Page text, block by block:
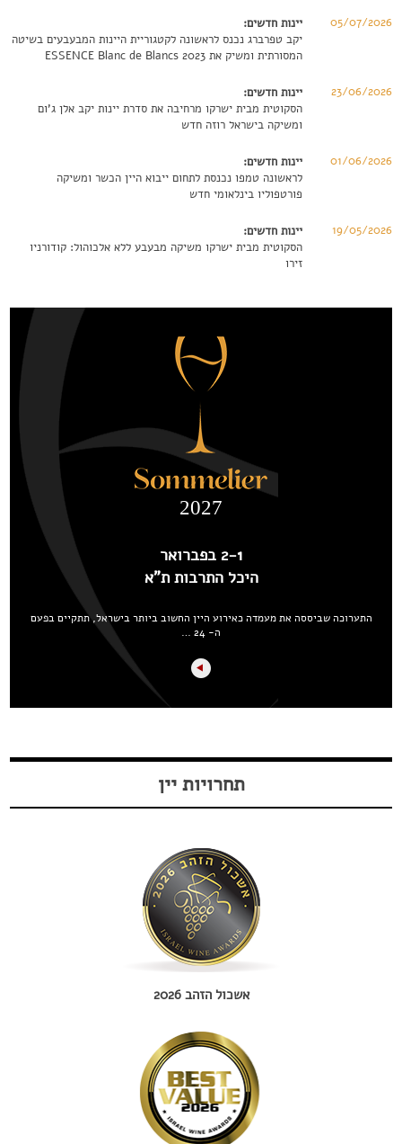
05/07/2026
יינות חדשים:
יקב טפרברג נכנס לראשונה לקטגוריית היינות המבעבעים בשיטה
המסורתית ומשיק את ESSENCE Blanc de Blancs 2023
23/06/2026
יינות חדשים:
הסקוטית מבית ישרקו מרחיבה את סדרת יינות יקב אלן ג'ום
ומשיקה בישראל רוזה חדש
01/06/2026
יינות חדשים:
לראשונה טמפו נכנסת לתחום ייבוא היין הכשר ומשיקה
פורטפוליו בינלאומי חדש
19/05/2026
יינות חדשים:
הסקוטית מבית ישרקו משיקה מבעבע ללא אלכוהול: קודורניו
זירו
2027
2-1 בפברואר
היכל התרבות ת"א
התערוכה שביססה את מעמדה כאירוע היין החשוב ביותר בישראל, תתקיים בפעם
ה- 24 …
תחרויות יין
אשכול הזהב 2026